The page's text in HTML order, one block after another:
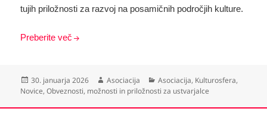
tujih priložnosti za razvoj na posamičnih področjih kulture.
Preberite več
Objavljeno
dne
30. januarja 2026 Avtor
Asociacija Kategorije
Asociacija, Kulturosfera,
Novice,Obveznosti, možnosti in priložnosti za ustvarjalce